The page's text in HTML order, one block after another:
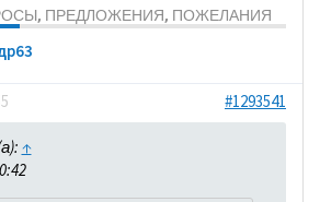
ПРЕДЛОЖЕНИЯ, ПОЖЕЛАНИЯ
#1293541
↑